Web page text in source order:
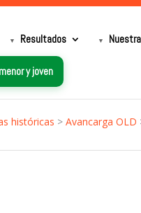
Resultados
y joven
históricas > Avancarga OLD